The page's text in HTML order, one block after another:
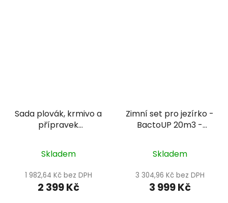
Sada plovák, krmivo a
přípravek
Skladem
1 982,64 Kč bez DPH
2 399 Kč
Zimní set pro jezírko -
BactoUP 20m3 -
Skladem
3 304,96 Kč bez DPH
3 999 Kč